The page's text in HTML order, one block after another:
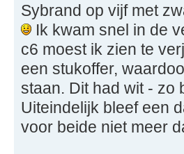
Sybrand op vijf met
Ik kwam snel in de
c6 moest ik zien te
een stukoffer,
staan. Dit had wit - zo
Uiteindelijk bleef een
voor beide niet meer